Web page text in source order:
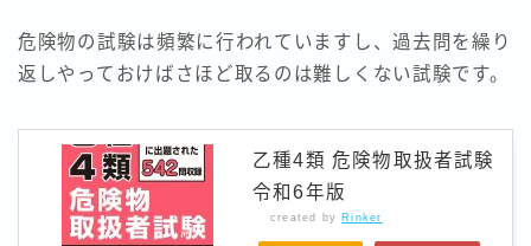
危険物の試験は頻繁に行われていますし、過去問を繰り
返しやっておけばさほど取るのは難しくない試験です。
乙種4類 危険物取扱者試験
令和6年版
created by Rinker